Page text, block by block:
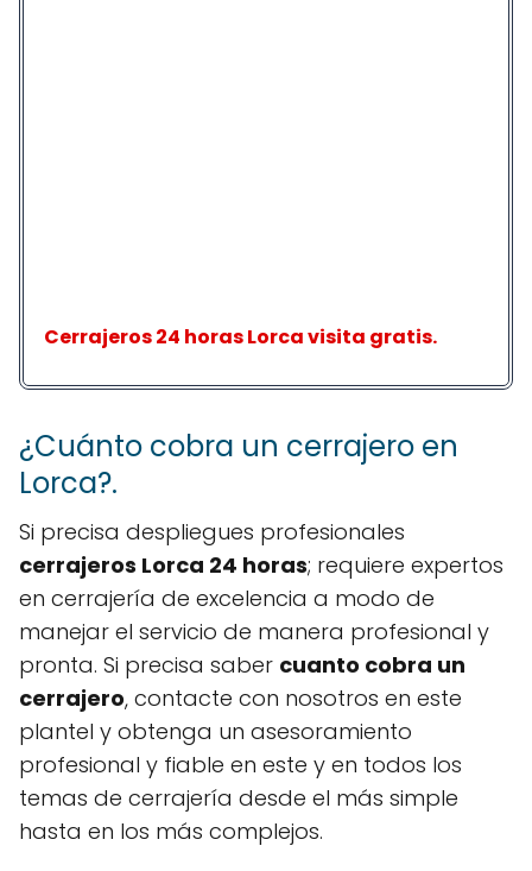
Cerrajeros 24 horas Lorca visita gratis.
¿Cuánto cobra un cerrajero en
Lorca?.
Si precisa despliegues profesionales
cerrajeros Lorca 24 horas; requiere expertos
en cerrajería de excelencia a modo de
manejar el servicio de manera profesional y
pronta. Si precisa saber cuanto cobra un
cerrajero, contacte con nosotros en este
plantel y obtenga un asesoramiento
profesional y fiable en este y en todos los
temas de cerrajería desde el más simple
hasta en los más complejos.